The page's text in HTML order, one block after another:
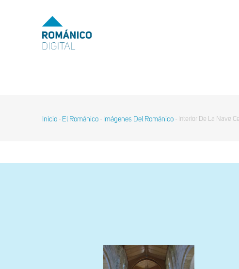
MENU
TOP
Sobrescribir
Inicio - El Románico - Imágenes Del Románico - Interior De La Nave